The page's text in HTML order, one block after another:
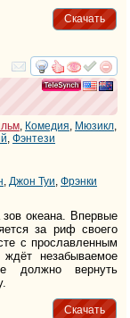
Скачать
смотреть
Комедия Мюзикл
Фэнтези
Джон Туи Фрэнки
зов океана. Впервые
за риф своего
с прославленным
незабываемое
должно вернуть
Скачать